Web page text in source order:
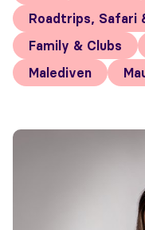
Roadtrips, Safari
Family & Clubs
Malediven